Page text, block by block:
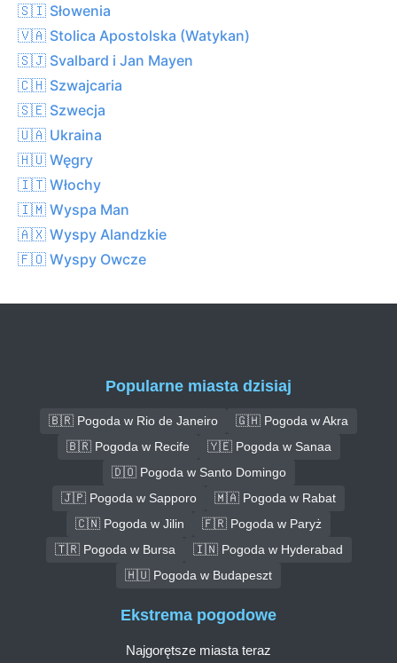
🇸🇮 Słowenia
🇻🇦 Stolica Apostolska (Watykan)
🇸🇯 Svalbard i Jan Mayen
🇨🇭 Szwajcaria
🇸🇪 Szwecja
🇺🇦 Ukraina
🇭🇺 Węgry
🇮🇹 Włochy
🇮🇲 Wyspa Man
🇦🇽 Wyspy Alandzkie
🇫🇴 Wyspy Owcze
Popularne miasta dzisiaj
🇧🇷 Pogoda w Rio de Janeiro
🇬🇭 Pogoda w Akra
🇧🇷 Pogoda w Recife
🇾🇪 Pogoda w Sanaa
🇩🇴 Pogoda w Santo Domingo
🇯🇵 Pogoda w Sapporo
🇲🇦 Pogoda w Rabat
🇨🇳 Pogoda w Jilin
🇫🇷 Pogoda w Paryż
🇹🇷 Pogoda w Bursa
🇮🇳 Pogoda w Hyderabad
🇭🇺 Pogoda w Budapeszt
Ekstrema pogodowe
Najgorętsze miasta teraz